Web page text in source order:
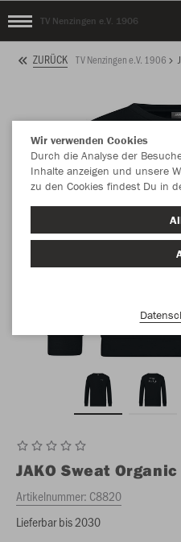
TV Nenzingen e.V. 1906
ZURÜCK TV Nenzingen e.V. 1906
JAKO Sweat Organic
Artikelnummer: C8820
Lieferbar bis 2030
Wir verwenden Cookies
Durch die Analyse der
Inhalte anzeigen und unsere
zu den Cookies findest Du in